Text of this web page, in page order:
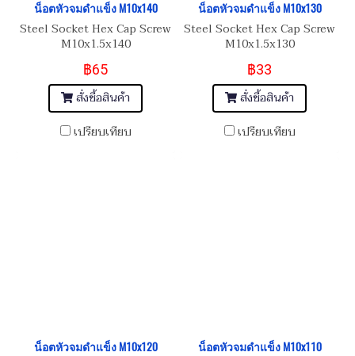
น็อตหัวจมดำแข็ง M10x140
Steel Socket Hex Cap Screw
M10x1.5x140
฿65
สั่งซื้อสินค้า
เปรียบเทียบ
น็อตหัวจมดำแข็ง M10x130
Steel Socket Hex Cap Screw
M10x1.5x130
฿33
สั่งซื้อสินค้า
เปรียบเทียบ
น็อตหัวจมดำแข็ง M10x120 น็อตหัวจมดำแข็ง M10x110